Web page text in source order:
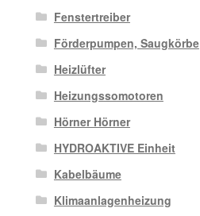
Fenstertreiber
Förderpumpen, Saugkörbe
Heizlüfter
Heizungssomotoren
Hörner Hörner
HYDROAKTIVE Einheit
Kabelbäume
Klimaanlagenheizung